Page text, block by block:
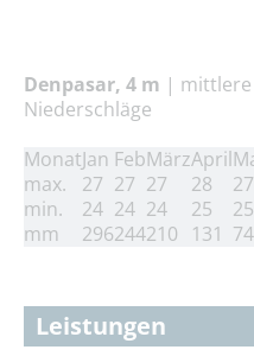
Denpasar, 4 m | mittlere
Niederschläge
MonatJan FebMärzApril
max.
27 27 27 28 27
min.
24 24 24 25 25
mm
296244210 131 74
Leistungen